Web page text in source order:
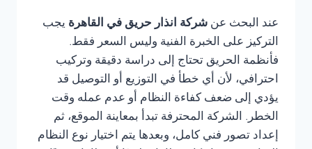
عند البحث عن شركة انذار حريق في القاهرة يجب
التركيز على الخبرة الفنية وليس السعر فقط.
فأنظمة الحريق تحتاج إلى دراسة دقيقة وتركيب
احترافي، لأن أي خطأ في التوزيع أو التوصيل قد
يؤدي إلى ضعف كفاءة النظام أو عدم عمله وقت
الخطر. الشركة المحترفة تبدأ بمعاينة الموقع، ثم
إعداد تصور فني كامل، وبعدها يتم اختيار نوع النظام